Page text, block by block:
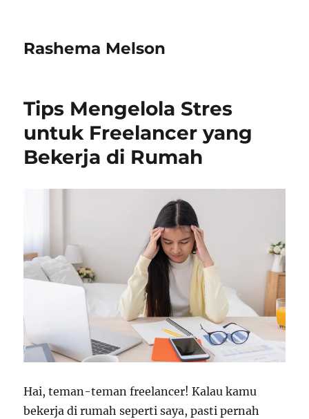
Rashema Melson
Tips Mengelola Stres
untuk Freelancer yang
Bekerja di Rumah
Hai, teman-teman freelancer! Kalau kamu
bekerja di rumah seperti saya, pasti pernah